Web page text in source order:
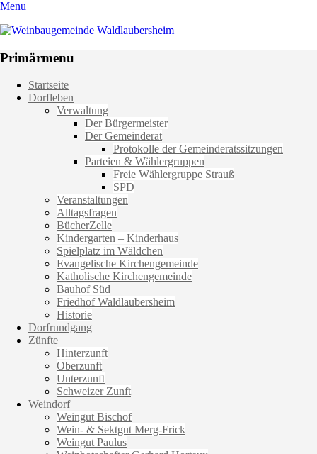
Menu
Weinbaugemeinde Waldlaubersheim
Primärmenu
Weiter
zum
Startseite
Dorfleben
Verwaltung
Der Bürgermeister
Der Gemeinderat
Protokolle der Gemeinderatssitzungen
Parteien & Wählergruppen
Freie Wählergruppe Strauß
SPD
Veranstaltungen
Alltagsfragen
BücherZelle
Kindergarten – Kinderhaus
Spielplatz im Wäldchen
Evangelische Kirchengemeinde
Katholische Kirchengemeinde
Bauhof Süd
Friedhof Waldlaubersheim
Historie
Dorfrundgang
Zünfte
Hinterzunft
Oberzunft
Unterzunft
Schweizer Zunft
Weindorf
Weingut Bischof
Wein- & Sektgut Merg-Frick
Weingut Paulus